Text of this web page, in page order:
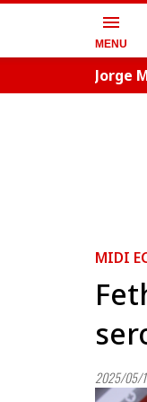
menu
MENU
Jorge
MIDI
2025/05/